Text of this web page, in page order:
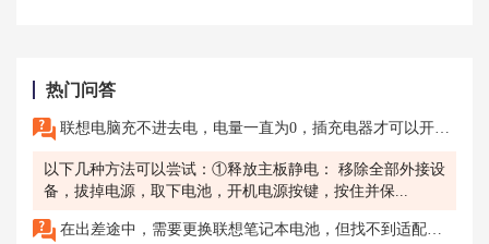
热门问答
联想电脑充不进去电，电量一直为0，插充电器才可以开机，怎么回事呀？
以下几种方法可以尝试：①释放主板静电： 移除全部外接设
备，拔掉电源，取下电池，开机电源按键，按住并保...
在出差途中，需要更换联想笔记本电池，但找不到适配型号的电池。